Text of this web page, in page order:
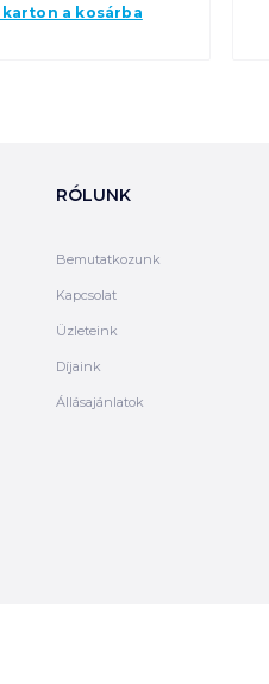
karton a kosárba
RÓLUNK
Bemutatkozunk
Kapcsolat
Üzleteink
Díjaink
Állásajánlatok